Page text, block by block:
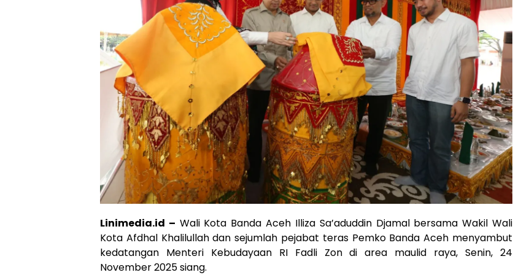
Linimedia.id – Wali Kota Banda Aceh Illiza Sa’aduddin Djamal bersama Wakil Wali
Kota Afdhal Khalilullah dan sejumlah pejabat teras Pemko Banda Aceh menyambut
kedatangan Menteri Kebudayaan RI Fadli Zon di area maulid raya, Senin, 24
November 2025 siang.